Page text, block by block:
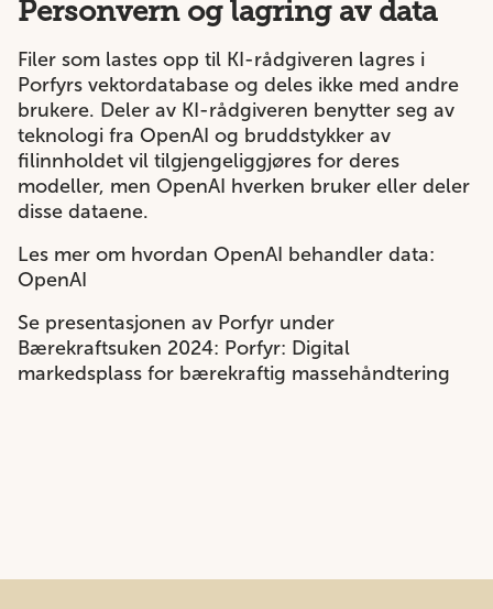
Personvern og lagring av data
Filer som lastes opp til KI-rådgiveren lagres i
Porfyrs vektordatabase og deles ikke med andre
brukere. Deler av KI-rådgiveren benytter seg av
teknologi fra OpenAI og bruddstykker av
filinnholdet vil tilgjengeliggjøres for deres
modeller, men OpenAI hverken bruker eller deler
disse dataene.
Les mer om hvordan OpenAI behandler data:
OpenAI
Se presentasjonen av Porfyr under
Bærekraftsuken 2024: Porfyr: Digital
markedsplass for bærekraftig massehåndtering